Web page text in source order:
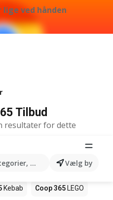
ved hånden
produkter...Vælg by
Tilbud
resultater for dette
Coop 365
Magasin
Kebab Coop 365 LEGO